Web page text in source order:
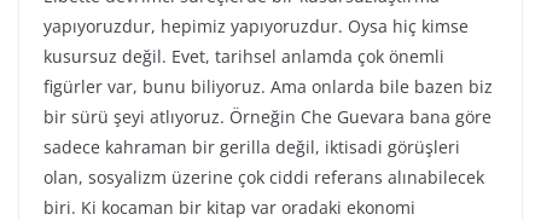
yapıyoruzdur, hepimiz yapıyoruzdur. Oysa hiç kimse
kusursuz değil. Evet, tarihsel anlamda çok önemli
figürler var, bunu biliyoruz. Ama onlarda bile bazen biz
bir sürü şeyi atlıyoruz. Örneğin Che Guevara bana göre
sadece kahraman bir gerilla değil, iktisadi görüşleri
olan, sosyalizm üzerine çok ciddi referans alınabilecek
biri. Ki kocaman bir kitap var oradaki ekonomi